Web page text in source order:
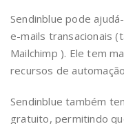
Sendinblue pode
e-mails transacionais
Mailchimp ). Ele tem
recursos de
Sendinblue também
gratuito, permitindo